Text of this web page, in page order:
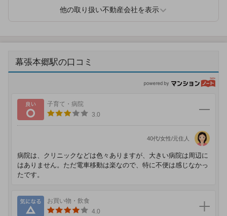
他の取り扱い不動産会社を表示
幕張本郷駅の口コミ
良い
子育て・病院
3.0
40代/女性/元住人
病院は、クリニックなどは色々ありますが、大きい病院は周辺に
はありません。ただ電車移動は楽なので、特に不便は感じなかっ
たです。
気になる
お買い物・飲食
4.0